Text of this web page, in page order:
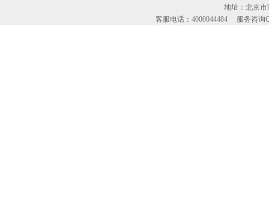
地址：北京市
客服电话：4000044484 服务咨询